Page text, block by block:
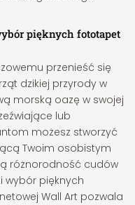
pięknych fototapet
przenieść się
dzikiej przyrody w
morską oazę w swojej
lub
możesz stworzyć
Twoim osobistym
różnorodność cudów
wybór pięknych
Wall Art pozwala